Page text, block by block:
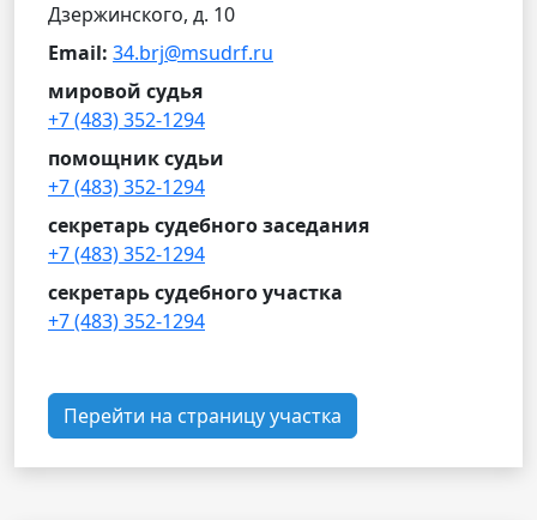
Дзержинского, д. 10
Email: 34.brj@msudrf.ru
мировой судья
+7 (483) 352-1294
помощник судьи
+7 (483) 352-1294
секретарь судебного заседания
+7 (483) 352-1294
секретарь судебного участка
+7 (483) 352-1294
Перейти на страницу участка